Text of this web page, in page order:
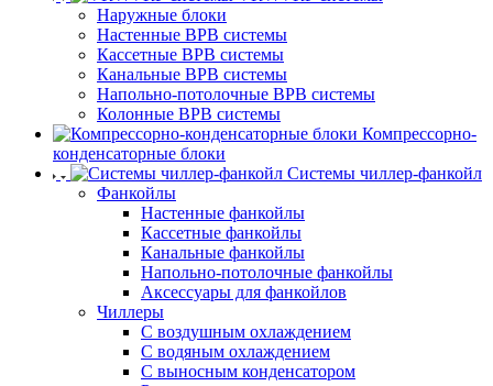
Наружные блоки
Настенные ВРВ системы
Кассетные ВРВ системы
Канальные ВРВ системы
Напольно-потолочные ВРВ системы
Колонные ВРВ системы
Компрессорно-
конденсаторные блоки
Системы чиллер-фанкойл
Фанкойлы
Настенные фанкойлы
Кассетные фанкойлы
Канальные фанкойлы
Напольно-потолочные фанкойлы
Аксессуары для фанкойлов
Чиллеры
С воздушным охлаждением
С водяным охлаждением
С выносным конденсатором